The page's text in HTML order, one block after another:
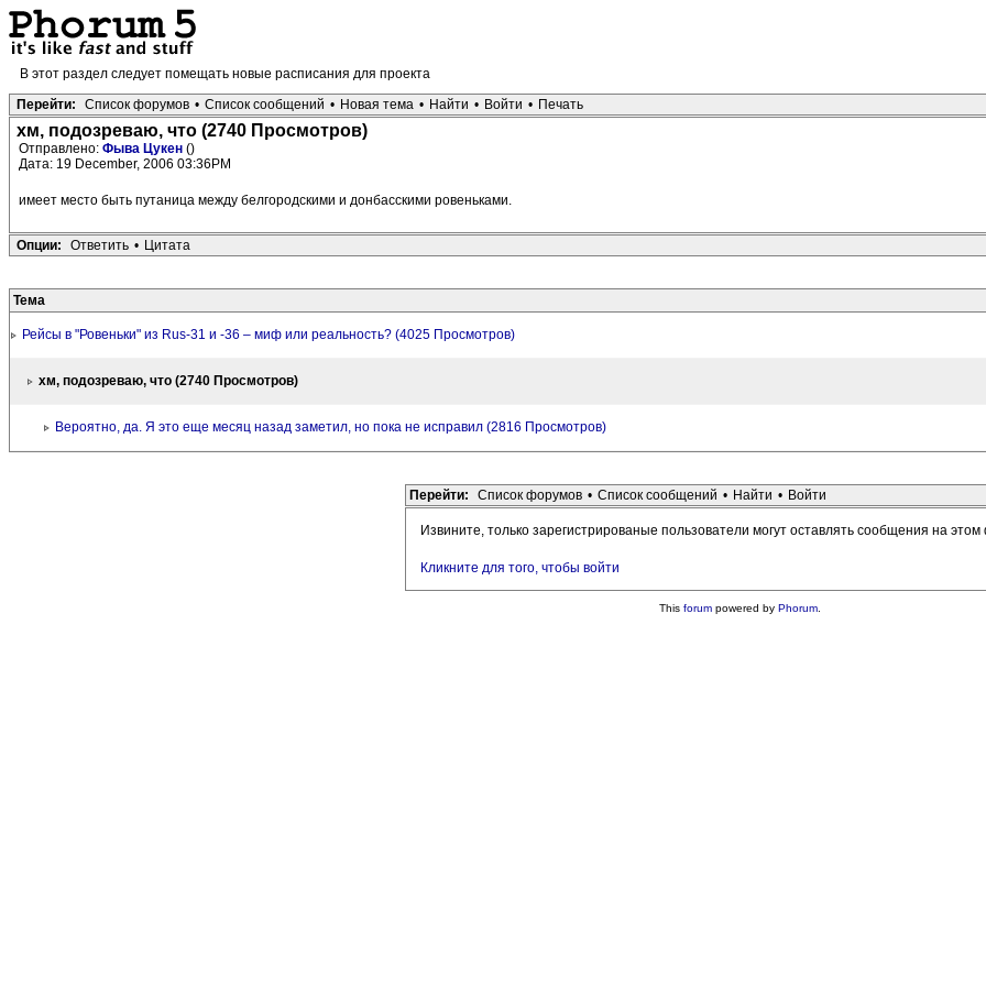
В этот раздел следует помещать новые расписания для проекта
Перейти:
Список форумов • Список сообщений • Новая тема • Найти • Войти • Печать
хм, подозреваю, что (2740 Просмотров)
Отправлено: Фыва Цукен ()
Дата: 19 December, 2006 03:36PM
имеет место быть путаница между белгородскими и донбасскими ровеньками.
Опции: Ответить • Цитата
Тема
Рейсы в "Ровеньки" из Rus-31 и -36 – миф или реальность? (4025 Просмотров)
хм, подозреваю, что (2740 Просмотров)
Вероятно, да. Я это еще месяц назад заметил, но пока не исправил (2816 Просмотров)
Перейти: Список форумов • Список сообщений • Найти • Войти
Извините, только зарегистрированые пользователи могут оставлять сообщения на
Кликните для того, чтобы войти
This forumpowered by Phorum.